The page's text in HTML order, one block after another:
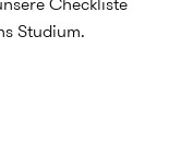
Studium.